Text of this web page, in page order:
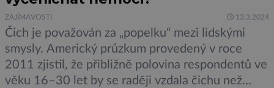
ZAJÍMAVOSTI 13.3.2024
Čich je považován za „popelku“ mezi lidskými
smysly. Americký průzkum provedený v roce
2011 zjistil, že přibližně polovina respondentů ve
věku 16–30 let by se raději vzdala čichu než